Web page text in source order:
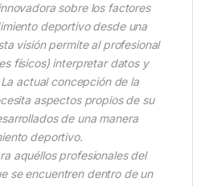
sobre los factores
deportivo desde una
visión permite al profesional
físicos) interpretar datos y
actual concepción de la
aspectos propios de su
de una manera
deportivo.
aquéllos profesionales del
se encuentren dentro de un